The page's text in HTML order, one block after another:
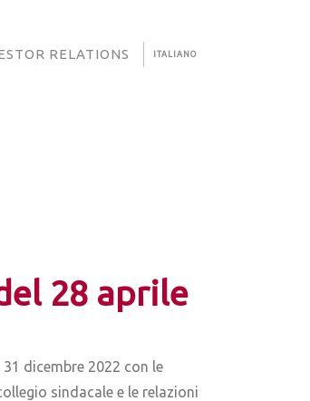
RELATIONS ITALIANO
28 aprile
dicembre 2022 con le
sindacale e le relazioni